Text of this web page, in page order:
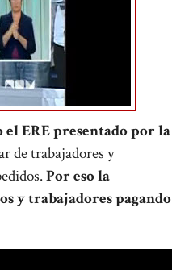
ERE presentado por la
de trabajadores y
Por eso la
y trabajadores pagando